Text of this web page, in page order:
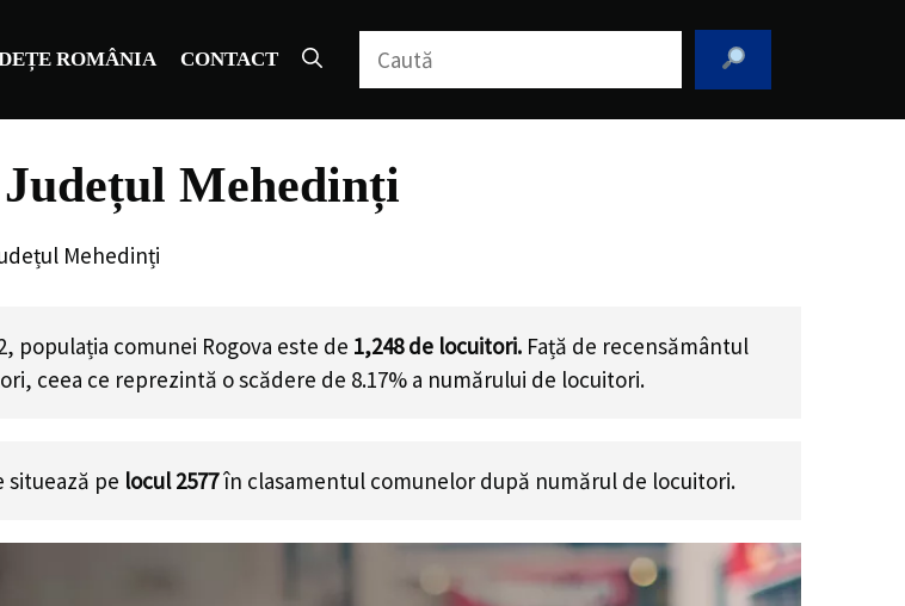
ROMÂNIA CONTACT Caută
Mehedinți
Mehedinți
populația comunei Rogova este de 1,248de locuitori. Față de recensământul
ceea ce reprezintă o scădere de 8.17% a numărului de locuitori.
situează pe locul 2577în clasamentul comunelor după numărul de locuitori.